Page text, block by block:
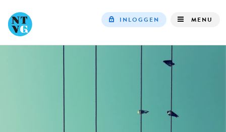
navigation
INLOGGEN MENU